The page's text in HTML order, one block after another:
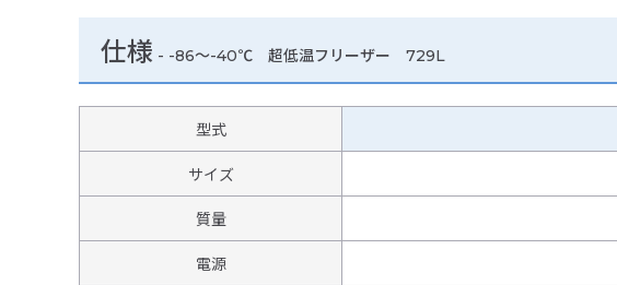
仕様 - -86～-40℃ 超低温フリーザー 729L
型式
サイズ
質量
電源